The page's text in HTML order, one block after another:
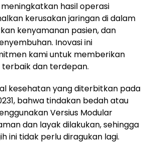
hasil operasi
kerusakan jaringan di dalam
kenyamanan pasien, dan
Inovasi ini
kami untuk memberikan
dan terdepan.
kesehatan yang diterbitkan pada
bahwa tindakan bedah atau
Versius Modular
dan layak dilakukan, sehingga
ini tidak perlu diragukan lagi.